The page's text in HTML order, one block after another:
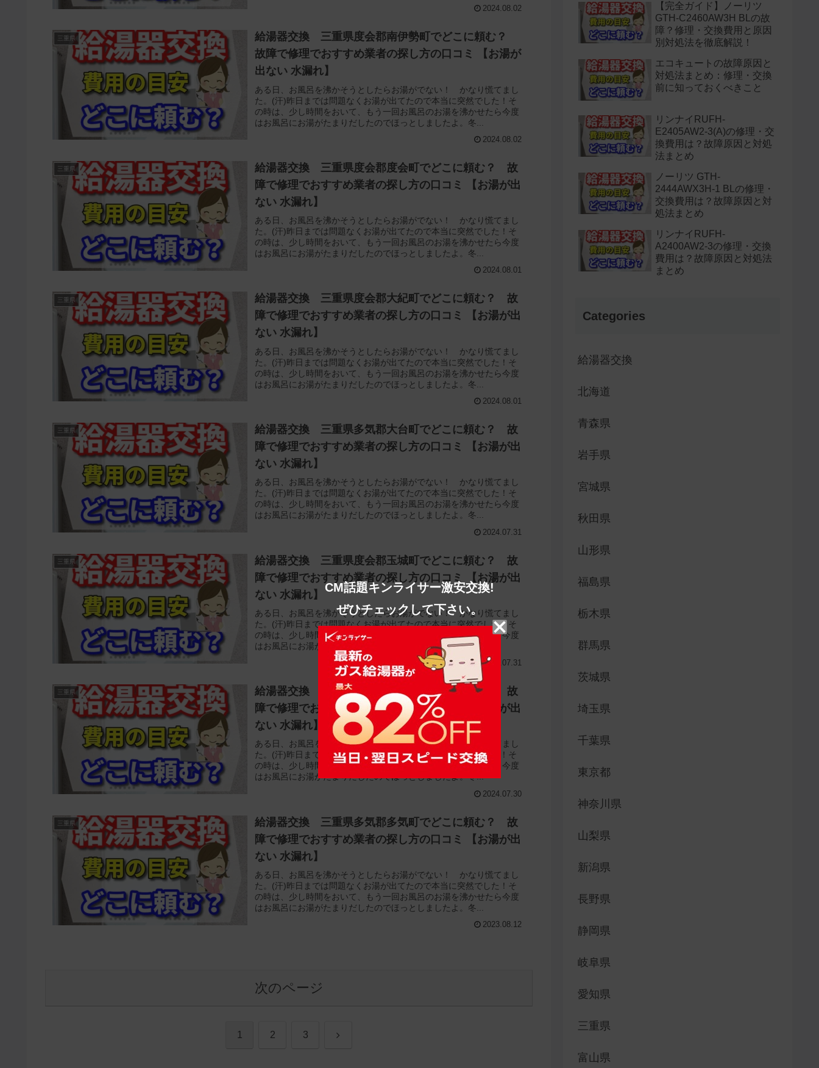
2024.08.02
三重県
給湯器交換 三重県度会郡南伊勢町でどこに頼む？
故障で修理でおすすめ業者の探し方の口コミ 【お湯が
出ない 水漏れ】
ある日、お風呂を沸かそうとしたらお湯がでない！ かなり慌てまし
た。(汗)昨日までは問題なくお湯が出てたので本当に突然でした！そ
の時は、少し時間をおいて、もう一回お風呂のお湯を沸かせたら今度
はお風呂にお湯がたまりだしたのでほっとしましたよ。冬...
2024.08.02
三重県
給湯器交換 三重県度会郡度会町でどこに頼む？ 故
障で修理でおすすめ業者の探し方の口コミ 【お湯が出
ない 水漏れ】
ある日、お風呂を沸かそうとしたらお湯がでない！ かなり慌てまし
た。(汗)昨日までは問題なくお湯が出てたので本当に突然でした！そ
の時は、少し時間をおいて、もう一回お風呂のお湯を沸かせたら今度
はお風呂にお湯がたまりだしたのでほっとしましたよ。冬...
2024.08.01
三重県
給湯器交換 三重県度会郡大紀町でどこに頼む？ 故
障で修理でおすすめ業者の探し方の口コミ 【お湯が出
ない 水漏れ】
ある日、お風呂を沸かそうとしたらお湯がでない！ かなり慌てまし
た。(汗)昨日までは問題なくお湯が出てたので本当に突然でした！そ
の時は、少し時間をおいて、もう一回お風呂のお湯を沸かせたら今度
はお風呂にお湯がたまりだしたのでほっとしましたよ。冬...
2024.08.01
三重県
給湯器交換 三重県多気郡大台町でどこに頼む？ 故
障で修理でおすすめ業者の探し方の口コミ 【お湯が出
ない 水漏れ】
ある日、お風呂を沸かそうとしたらお湯がでない！ かなり慌てまし
た。(汗)昨日までは問題なくお湯が出てたので本当に突然でした！そ
の時は、少し時間をおいて、もう一回お風呂のお湯を沸かせたら今度
はお風呂にお湯がたまりだしたのでほっとしましたよ。冬...
2024.07.31
三重県
給湯器交換 三重県度会郡玉城町でどこに頼む？ 故
障で修理でおすすめ業者の探し方の口コミ 【お湯が出
ない 水漏れ】
ある日、お風呂を沸かそうとしたらお湯がでない！ かなり慌てまし
た。(汗)昨日までは問題なくお湯が出てたので本当に突然でした！そ
の時は、少し時間をおいて、もう一回お風呂のお湯を沸かせたら今度
はお風呂にお湯がたまりだしたのでほっとしましたよ。冬...
2024.07.31
三重県
給湯器交換 三重県多気郡明和町でどこに頼む？ 故
障で修理でおすすめ業者の探し方の口コミ 【お湯が出
ない 水漏れ】
ある日、お風呂を沸かそうとしたらお湯がでない！ かなり慌てまし
た。(汗)昨日までは問題なくお湯が出てたので本当に突然でした！そ
の時は、少し時間をおいて、もう一回お風呂のお湯を沸かせたら今度
はお風呂にお湯がたまりだしたのでほっとしましたよ。冬...
2024.07.30
三重県
給湯器交換 三重県多気郡多気町でどこに頼む？ 故
障で修理でおすすめ業者の探し方の口コミ 【お湯が出
ない 水漏れ】
ある日、お風呂を沸かそうとしたらお湯がでない！ かなり慌てまし
た。(汗)昨日までは問題なくお湯が出てたので本当に突然でした！そ
の時は、少し時間をおいて、もう一回お風呂のお湯を沸かせたら今度
はお風呂にお湯がたまりだしたのでほっとしましたよ。冬...
2023.08.12
次のページ
1 2 3 次
【完全ガイド】ノーリツ
GTH-C2460AW3H BLの故
障？修理・交換費用と原因
別対処法を徹底解説！
エコキュートの故障原因と
対処法まとめ：修理・交換
前に知っておくべきこと
リンナイRUFH-
E2405AW2-3(A)の修理・交
換費用は？故障原因と対処
法まとめ
ノーリツ GTH-
2444AWX3H-1 BLの修理・
交換費用は？故障原因と対
処法まとめ
リンナイRUFH-
A2400AW2-3の修理・交換
費用は？故障原因と対処法
まとめ
Categories
給湯器交換
北海道
青森県
岩手県
宮城県
秋田県
山形県
福島県
栃木県
群馬県
茨城県
埼玉県
千葉県
東京都
神奈川県
山梨県
新潟県
長野県
静岡県
岐阜県
愛知県
三重県
富山県
CM話題キンライサー激安交換!
ぜひチェックして下さい。